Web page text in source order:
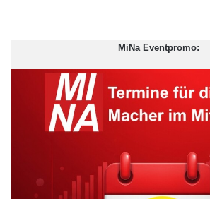
ARKM.marketing
MiNa Eventpromo: